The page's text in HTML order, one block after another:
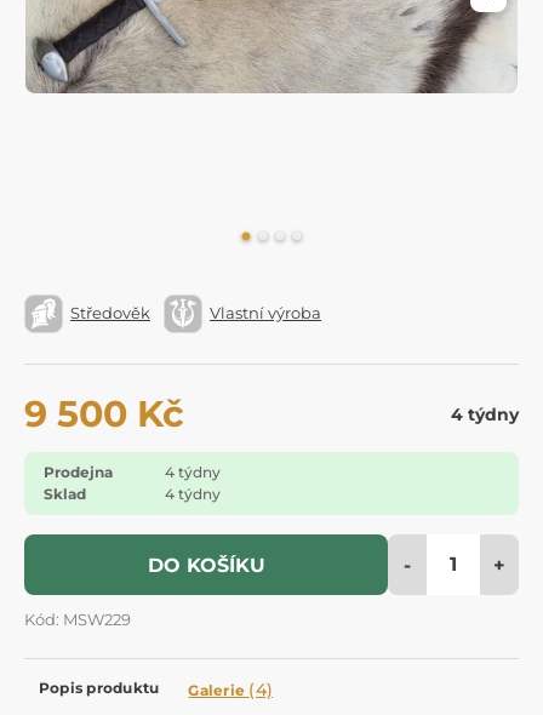
Středověk Vlastní výroba
9 500 Kč 4 týdny
Prodejna
4 týdny
Sklad
4 týdny
DO KOŠÍKU - +
Kód: MSW229
Popis produktu Galerie (4)